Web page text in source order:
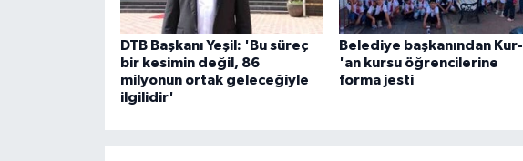
DTB Başkanı Yeşil: 'Bu süreç
bir kesimin değil, 86
milyonun ortak geleceğiyle
ilgilidir'
Belediye başkanından Kur-
'an kursu öğrencilerine
forma jesti